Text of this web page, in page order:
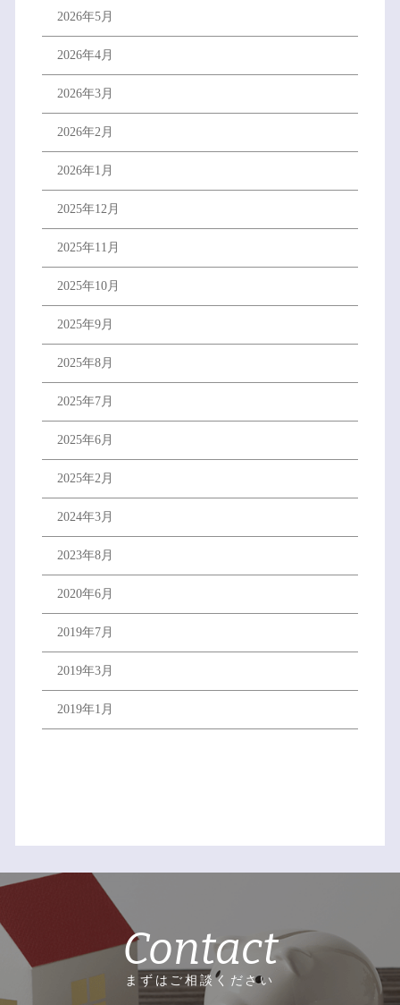
2026年5月
2026年4月
2026年3月
2026年2月
2026年1月
2025年12月
2025年11月
2025年10月
2025年9月
2025年8月
2025年7月
2025年6月
2025年2月
2024年3月
2023年8月
2020年6月
2019年7月
2019年3月
2019年1月
Contact
まずはご相談ください